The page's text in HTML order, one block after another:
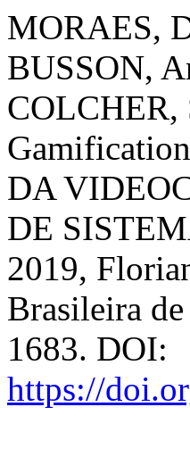
MORAES,
BUSSON,
COLCHER,
DA
DE
2019,
Brasileira
1683. DOI:
https://